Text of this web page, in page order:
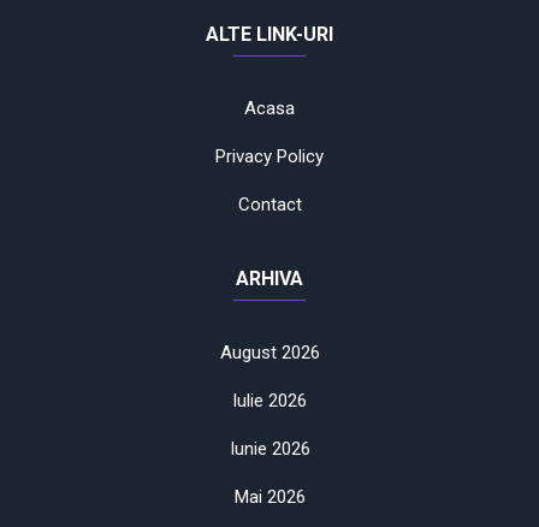
ALTE LINK-URI
Acasa
Privacy Policy
Contact
ARHIVA
August 2026
Iulie 2026
Iunie 2026
Mai 2026